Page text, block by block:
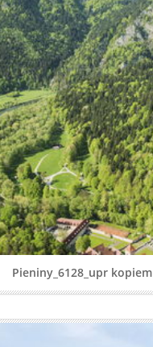
Pieniny_6128_upr kopiem